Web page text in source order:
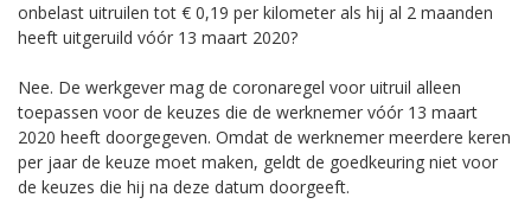
onbelast uitruilen tot € 0,19 per kilometer als hij al 2 maanden
heeft uitgeruild vóór 13 maart 2020?
Nee. De werkgever mag de coronaregel voor uitruil alleen
toepassen voor de keuzes die de werknemer vóór 13 maart
2020 heeft doorgegeven. Omdat de werknemer meerdere keren
per jaar de keuze moet maken, geldt de goedkeuring niet voor
de keuzes die hij na deze datum doorgeeft.